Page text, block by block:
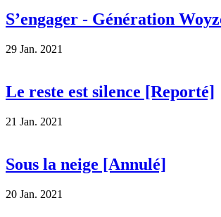
S’engager - Génération
29 Jan. 2021
Le reste est silence [Reporté]
21 Jan. 2021
Sous la neige [Annulé]
20 Jan. 2021